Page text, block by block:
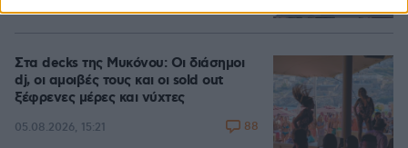
Loaded:
Στα decks της Μυκόνου: Οι διάσημοι
dj, οι αμοιβές τους και οι sold out
ξέφρενες μέρες και νύχτες
05.08.2026, 15:21 88